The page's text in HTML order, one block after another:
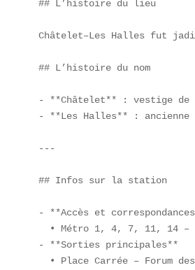
## L’histoire du lieu
Châtelet–Les Halles fut
## L’histoire du nom
- **Châtelet** : vestige
- **Les Halles** :
---
## Infos sur la station
- **Accès et
• Métro 1, 4, 7, 11, 14
- **Sorties principales**
• Place Carrée – Forum